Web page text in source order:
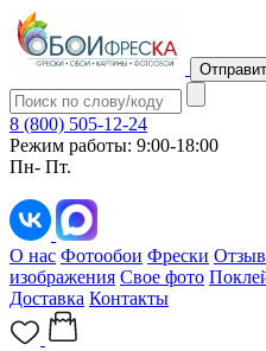
8 (800) 505-12-24
Режим работы: 9:00-18:00
Пн- Пт.
О нас Фотообои Фрески
изображения Свое фото
Доставка Контакты